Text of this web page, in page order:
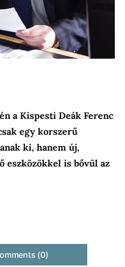
a Kispesti Deák Ferenc
egy korszerű
ki, hanem új,
is bővül az
(0)